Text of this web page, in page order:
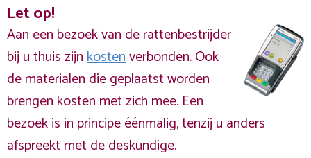
Let op!
Aan een bezoek van de rattenbestrijder
bij u thuis zijnkostenverbonden. Ook
de materialen die geplaatst worden
brengen kosten met zich mee. Een
bezoek is in principe éénmalig, tenzij u anders
afspreekt met de deskundige.